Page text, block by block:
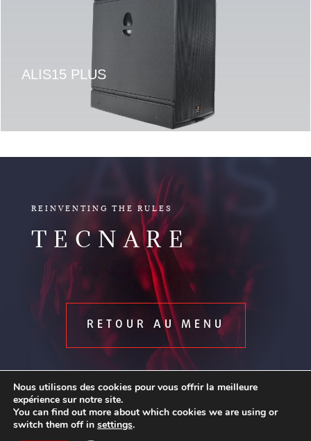
ALIS15 PLUS
ALIS
REINVENTING THE RULES
TECNARE
RETOUR AU MENU
Nous utilisons des cookies pour vous offrir la meilleure
expérience sur notre site.
You can find out more about which cookies we are using or
switch them off in settings.